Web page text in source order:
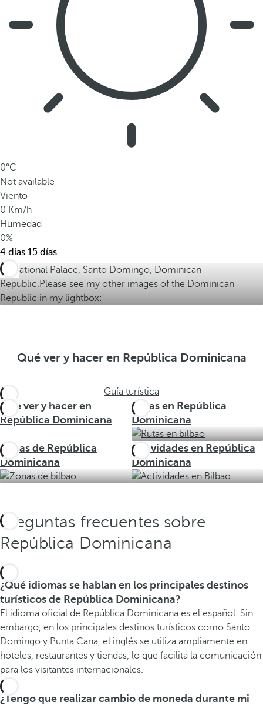
0°C
Not available
Viento
0 Km/h
Humedad
0%
4 días 15 días
t
r
a
o
Qué ver y hacer en República Dominicana
Guía turística
Qué ver y hacer en
República Dominicana
Rutas en República
Dominicana
Zonas de República
Dominicana
Actividades en República
Dominicana
Preguntas frecuentes sobre
República Dominicana
¿Qué idiomas se hablan en los principales destinos
turísticos de República Dominicana?
El idioma oficial de República Dominicana es el español. Sin
embargo, en los principales destinos turísticos como Santo
Domingo y Punta Cana, el inglés se utiliza ampliamente en
hoteles, restaurantes y tiendas, lo que facilita la comunicación
para los visitantes internacionales.
¿Tengo que realizar cambio de moneda durante mi